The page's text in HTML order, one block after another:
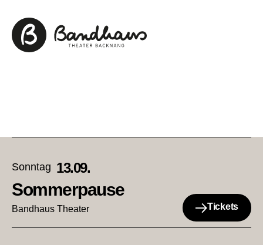
Sonntag 13.09.
Sommerpause
Bandhaus Theater Tickets